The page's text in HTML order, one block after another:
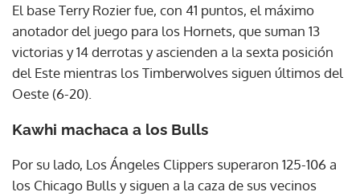
El base Terry Rozier fue, con 41 puntos, el máximo
anotador del juego para los Hornets, que suman 13
victorias y 14 derrotas y ascienden a la sexta posición
del Este mientras los Timberwolves siguen últimos del
Oeste (6-20).
Kawhi machaca a los Bulls
Por su lado, Los Ángeles Clippers superaron 125-106 a
los Chicago Bulls y siguen a la caza de sus vecinos